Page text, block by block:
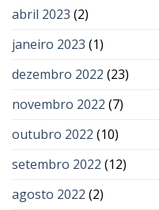
abril 2023 (2)
janeiro 2023 (1)
dezembro 2022 (23)
novembro 2022 (7)
outubro 2022 (10)
setembro 2022 (12)
agosto 2022 (2)